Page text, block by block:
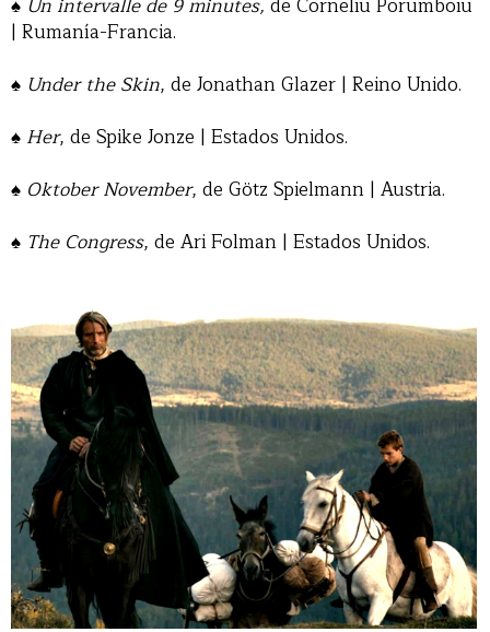
| Rumanía-Francia.
♠ Under the Skin, de Jonathan Glazer | Reino Unido.
♠ Her, de Spike Jonze | Estados Unidos.
♠ Oktober November, de Götz Spielmann | Austria.
♠ The Congress, de Ari Folman | Estados Unidos.